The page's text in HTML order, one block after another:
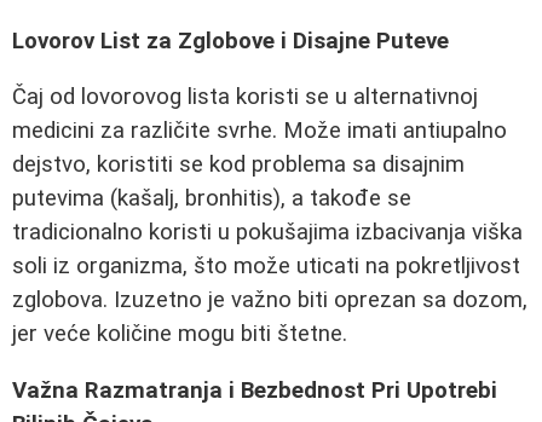
Lovorov List za Zglobove i Disajne Puteve
Čaj od lovorovog lista koristi se u alternativnoj
medicini za različite svrhe. Može imati antiupalno
dejstvo, koristiti se kod problema sa disajnim
putevima (kašalj, bronhitis), a takođe se
tradicionalno koristi u pokušajima izbacivanja viška
soli iz organizma, što može uticati na pokretljivost
zglobova. Izuzetno je važno biti oprezan sa dozom,
jer veće količine mogu biti štetne.
Važna Razmatranja i Bezbednost Pri Upotrebi